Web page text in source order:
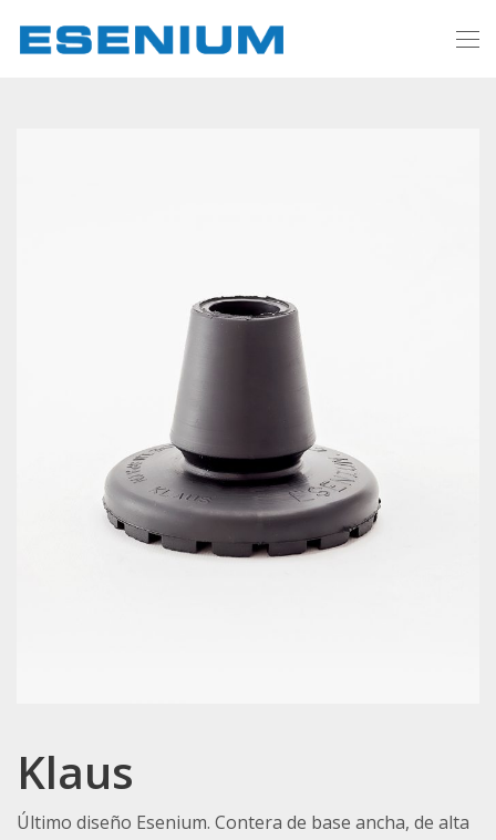
Klaus
Último diseño Esenium. Contera de base ancha, de alta